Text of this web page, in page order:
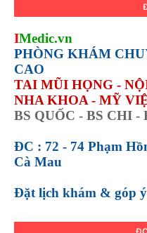
IMedic.vn
PHÒNG KHÁM
CAO
TAI MŨI HỌNG -
NHA KHOA - MỸ
BS QUỐC - BS CHI
ĐC : 72 - 74 Phạm
Cà Mau
Đặt lịch khám & góp